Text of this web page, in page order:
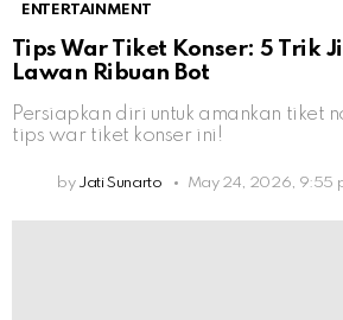
ENTERTAINMENT
Tips War Tiket Konser: 5 Trik
Lawan Ribuan Bot
Persiapkan diri untuk amankan tiket
tips war tiket konser ini!
by Jati Sunarto May 24, 2026, 9:55